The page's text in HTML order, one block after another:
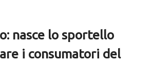
nasce lo sportello
i consumatori del